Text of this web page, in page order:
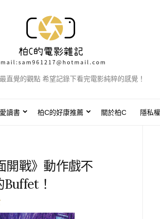
直覺的觀點 希望記錄下看完電影純粹的感覺！
讀書 柏C的好康推薦 關於柏C 隱私
開戰》動作戲不
！